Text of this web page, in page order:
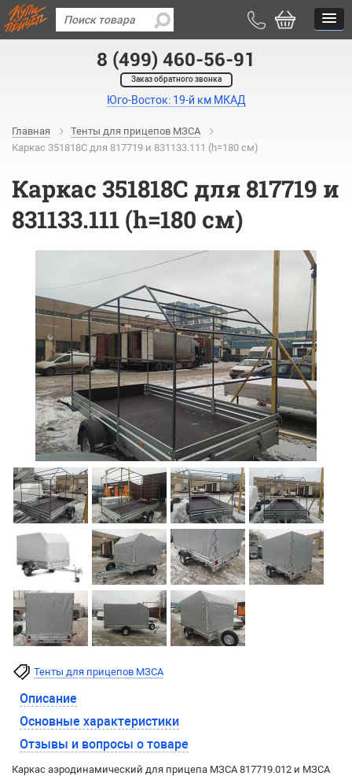
8 (499) 460-56-91
Заказ обратного звонка
Юго-Восток: 19-й км МКАД
Главная
Тенты для прицепов МЗСА
Каркас 351818С для 817719 и 831133.111 (h=180 см)
Каркас 351818С для 817719 и
831133.111 (h=180 см)
Тенты для прицепов МЗСА
Описание
Основные характеристики
Отзывы и вопросы о товаре
Каркас аэродинамический для прицепа МЗСА 817719.012 и МЗСА